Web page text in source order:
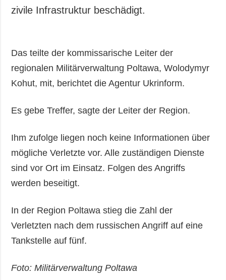
Interview
Fotobank
zivile Infrastruktur beschädigt.
Das teilte der kommissarische Leiter der
regionalen Militärverwaltung Poltawa, Wolodymyr
Kohut, mit, berichtet die Agentur Ukrinform.
Es gebe Treffer, sagte der Leiter der Region.
Ihm zufolge liegen noch keine Informationen über
mögliche Verletzte vor. Alle zuständigen Dienste
sind vor Ort im Einsatz. Folgen des Angriffs
werden beseitigt.
In der Region Poltawa stieg die Zahl der
Verletzten nach dem russischen Angriff auf eine
Tankstelle auf fünf.
Foto: Militärverwaltung Poltawa